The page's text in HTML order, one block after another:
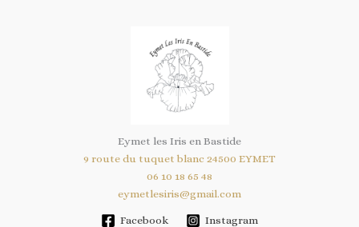
Eymet les Iris en Bastide
9 route du tuquet blanc 24500 EYMET
06 10 18 65 48
eymetlesiris@gmail.com
Facebook Instagram